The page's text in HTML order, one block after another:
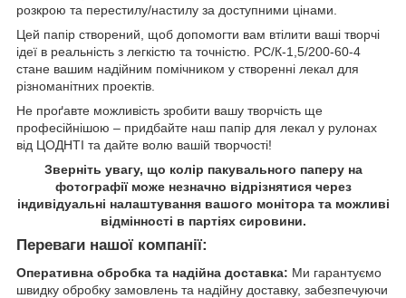
розкрою та перестилу/настилу за доступними цінами.
Цей папір створений, щоб допомогти вам втілити ваші творчі
ідеї в реальність з легкістю та точністю. PС/К-1,5/200-60-4
стане вашим надійним помічником у створенні лекал для
різноманітних проектів.
Не проґавте можливість зробити вашу творчість ще
професійнішою – придбайте наш папір для лекал у рулонах
від ЦОДНТІ та дайте волю вашій творчості!
Зверніть увагу, що колір пакувального паперу на
фотографії може незначно відрізнятися через
індивідуальні налаштування вашого монітора та можливі
відмінності в партіях сировини.
Переваги нашої компанії:
Оперативна обробка та надійна доставка: Ми гарантуємо
швидку обробку замовлень та надійну доставку, забезпечуючи